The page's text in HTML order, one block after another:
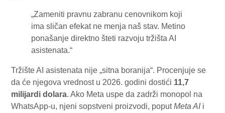
„Zameniti pravnu zabranu cenovnikom koji
ima sličan efekat ne menja naš stav. Metino
ponašanje direktno šteti razvoju tržišta AI
asistenata.“
Tržište AI asistenata nije „sitna boranija“. Procenjuje se
da će njegova vrednost u 2026. godini dostići 11,7
milijardi dolara. Ako Meta uspe da zadrži monopol na
WhatsApp-u, njeni sopstveni proizvodi, poputMeta AIi